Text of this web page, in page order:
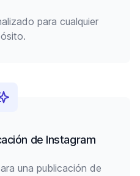
para cualquier
de Instagram
una publicación de